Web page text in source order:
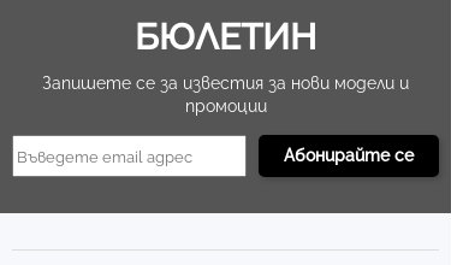
БЮЛЕТИН
Запишете се за известия за нови модели и
промоции